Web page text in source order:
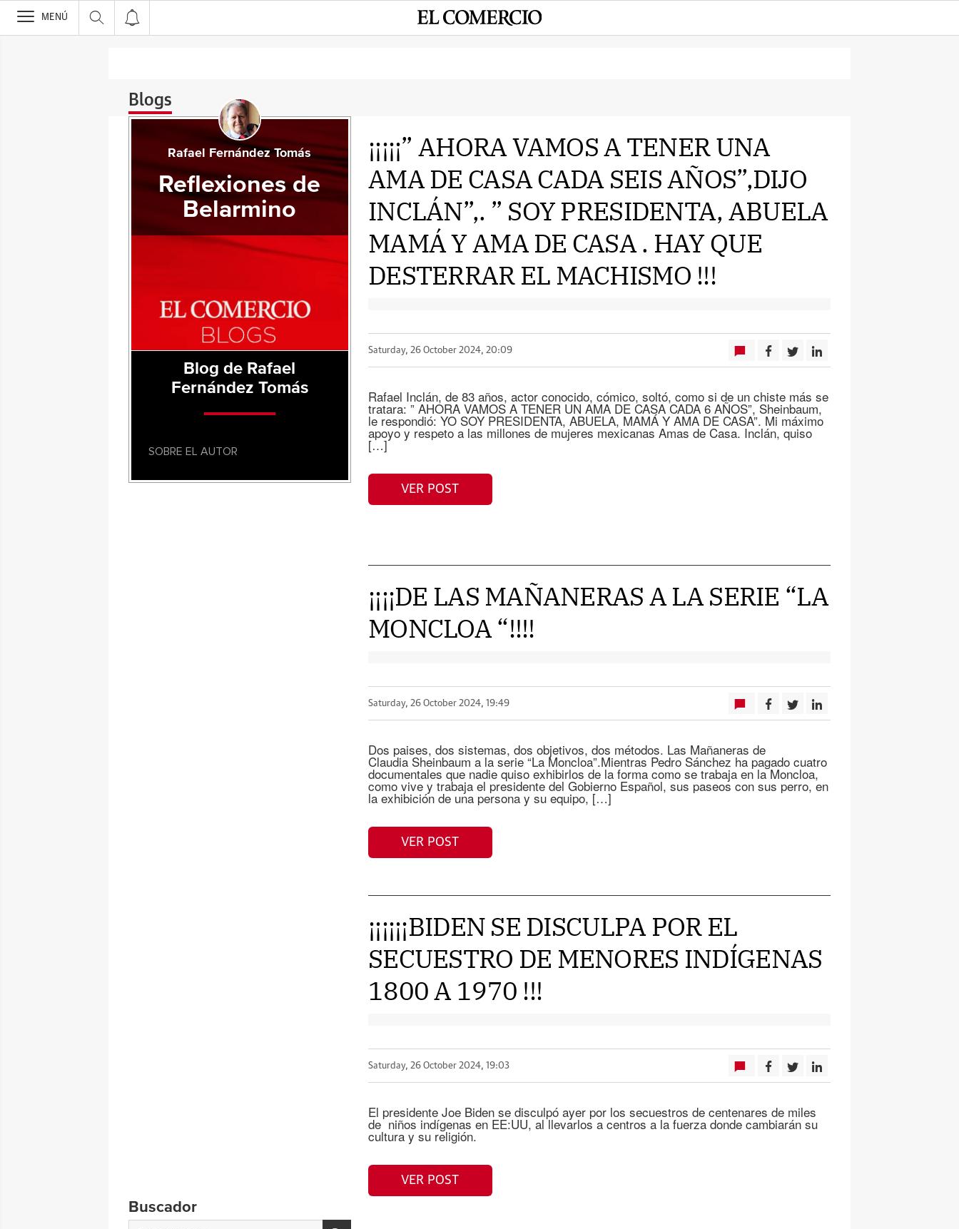
>
MENÚ
Blogs
¡¡¡¡¡” AHORA VAMOS A TENER UNA
AMA DE CASA CADA SEIS AÑOS”,DIJO
INCLÁN”,. ” SOY PRESIDENTA, ABUELA
MAMÁ Y AMA DE CASA . HAY QUE
DESTERRAR EL MACHISMO !!!
Saturday, 26 October 2024, 20:09
Rafael Inclán, de 83 años, actor conocido, cómico, soltó, como si de un chiste más se
tratara: ” AHORA VAMOS A TENER UN AMA DE CASA CADA 6 AÑOS”, Sheinbaum,
le respondió: YO SOY PRESIDENTA, ABUELA, MAMÁ Y AMA DE CASA”. Mi máximo
apoyo y respeto a las millones de mujeres mexicanas Amas de Casa. Inclán, quiso
[…]
VER POST
¡¡¡¡DE LAS MAÑANERAS A LA SERIE “LA
MONCLOA “!!!!
Saturday, 26 October 2024, 19:49
Dos paises, dos sistemas, dos objetivos, dos métodos. Las Mañaneras de
Claudia Sheinbaum a la serie “La Moncloa”.Mientras Pedro Sánchez ha pagado cuatro
documentales que nadie quiso exhibirlos de la forma como se trabaja en la Moncloa,
como vive y trabaja el presidente del Gobierno Español, sus paseos con sus perro, en
la exhibición de una persona y su equipo, […]
VER POST
¡¡¡¡¡¡BIDEN SE DISCULPA POR EL
SECUESTRO DE MENORES INDÍGENAS
1800 A 1970 !!!
Saturday, 26 October 2024, 19:03
El presidente Joe Biden se disculpó ayer por los secuestros de centenares de miles
de niños indígenas en EE:UU, al llevarlos a centros a la fuerza donde cambiarán su
cultura y su religión.
VER POST
Rafael Fernández Tomás
Reflexiones de
Belarmino
Blog de Rafael
Fernández Tomás
SOBRE EL AUTOR
Buscador